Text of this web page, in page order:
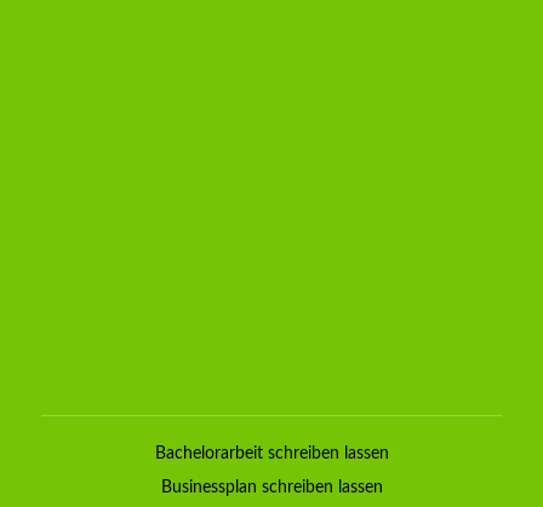
Bachelorarbeit schreiben lassen
Businessplan schreiben lassen